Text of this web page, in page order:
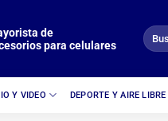
de
para celulares
Buscar
por:
Y VIDEO DEPORTE Y AIRE LIBRE